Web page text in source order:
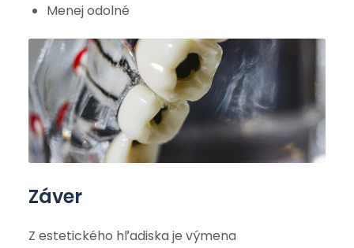
Menej odolné
Záver
Z estetického hľadiska je výmena